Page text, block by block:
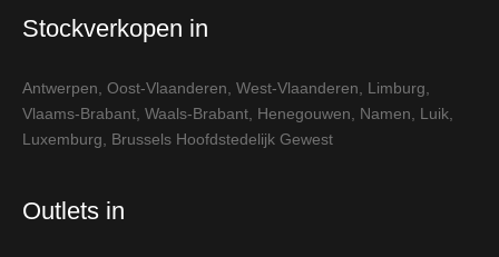
Stockverkopen in
Antwerpen Oost-Vlaanderen West-Vlaanderen Limburg
Vlaams-Brabant Waals-Brabant Henegouwen Namen Luik
Luxemburg
Brussels Hoofdstedelijk Gewest
Outlets in